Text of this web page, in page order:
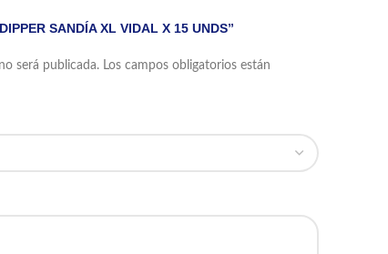
SANDÍA XL VIDAL X 15 UNDS”
será publicada. Los campos obligatorios están